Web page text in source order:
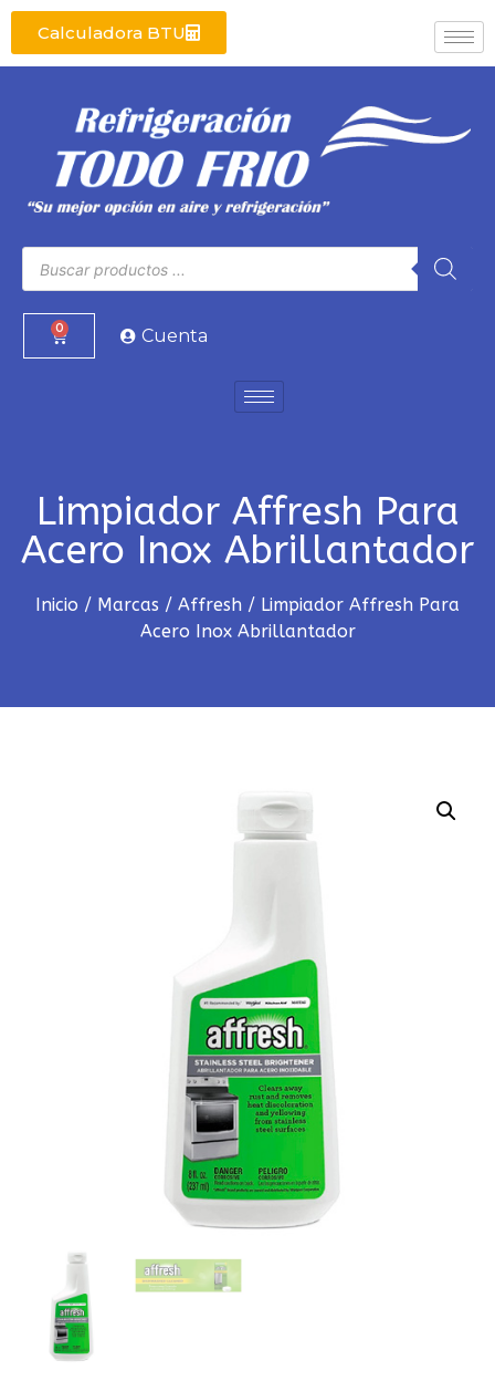
Calculadora BTU
0 Cuenta
Limpiador Affresh Para
Acero Inox Abrillantador
Inicio / Marcas / Affresh / Limpiador Affresh Para
Acero Inox Abrillantador